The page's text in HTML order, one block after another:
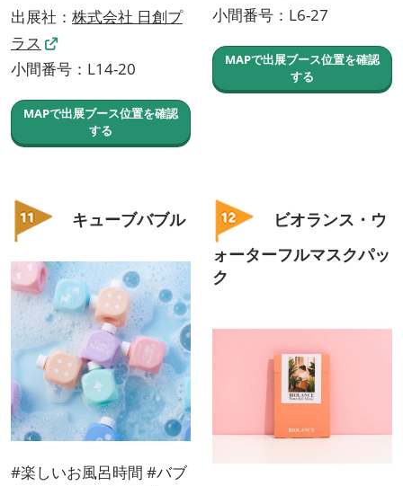
出展社： 株式会社 日創プ
ラス
小間番号：L14-20
MAPで出展ブース位置を確認
する
小間番号：L6-27
MAPで出展ブース位置を確認
する
キューブバブル
#楽しいお風呂時間 #バブ
ビオランス・ウ
ォーターフルマスクパッ
ク